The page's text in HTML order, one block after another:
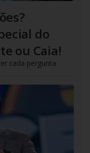
do
ou Caia!
cada pergunta